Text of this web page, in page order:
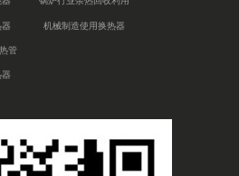
管
机械制造使用换热器